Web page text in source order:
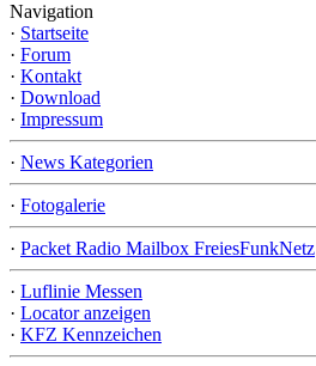
Navigation
· Startseite
· Forum
· Kontakt
· Download
· Impressum
· News Kategorien
· Fotogalerie
· Packet Radio Mailbox FreiesFunkNetz
· Luflinie Messen
· Locator anzeigen
· KFZ Kennzeichen